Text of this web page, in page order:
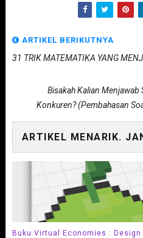
ARTIKEL BERIKUTNYA
31 TRIK MATEMATIKA YANG
Bisakah Kalian Menjawab
Konkuren? (Pembahasan
ARTIKEL MENARIK.
Buku Virtual Economies :